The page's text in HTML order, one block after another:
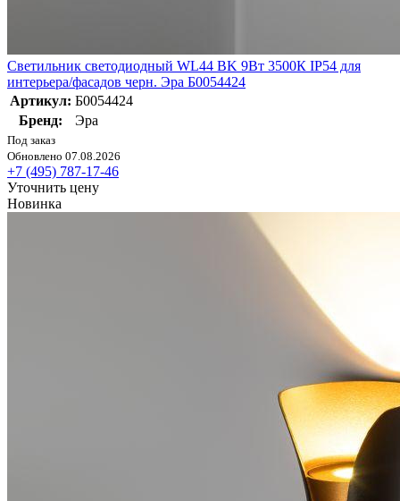
Светильник светодиодный WL44 BK 9Вт 3500К IP54 для
интерьера/фасадов черн. Эра Б0054424
Артикул: Б0054424
Бренд:
Эра
Под заказ
Обновлено 07.08.2026
+7 (495) 787-17-46
Уточнить цену
Новинка